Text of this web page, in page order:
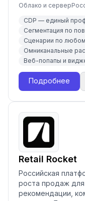
Облако и сервер
CDP — единый
Сегментация по
Сценарии по
Омниканальные
Веб-попапы и
Подробнее
Retail Rocket
Российская
роста продаж для
рекомендации,